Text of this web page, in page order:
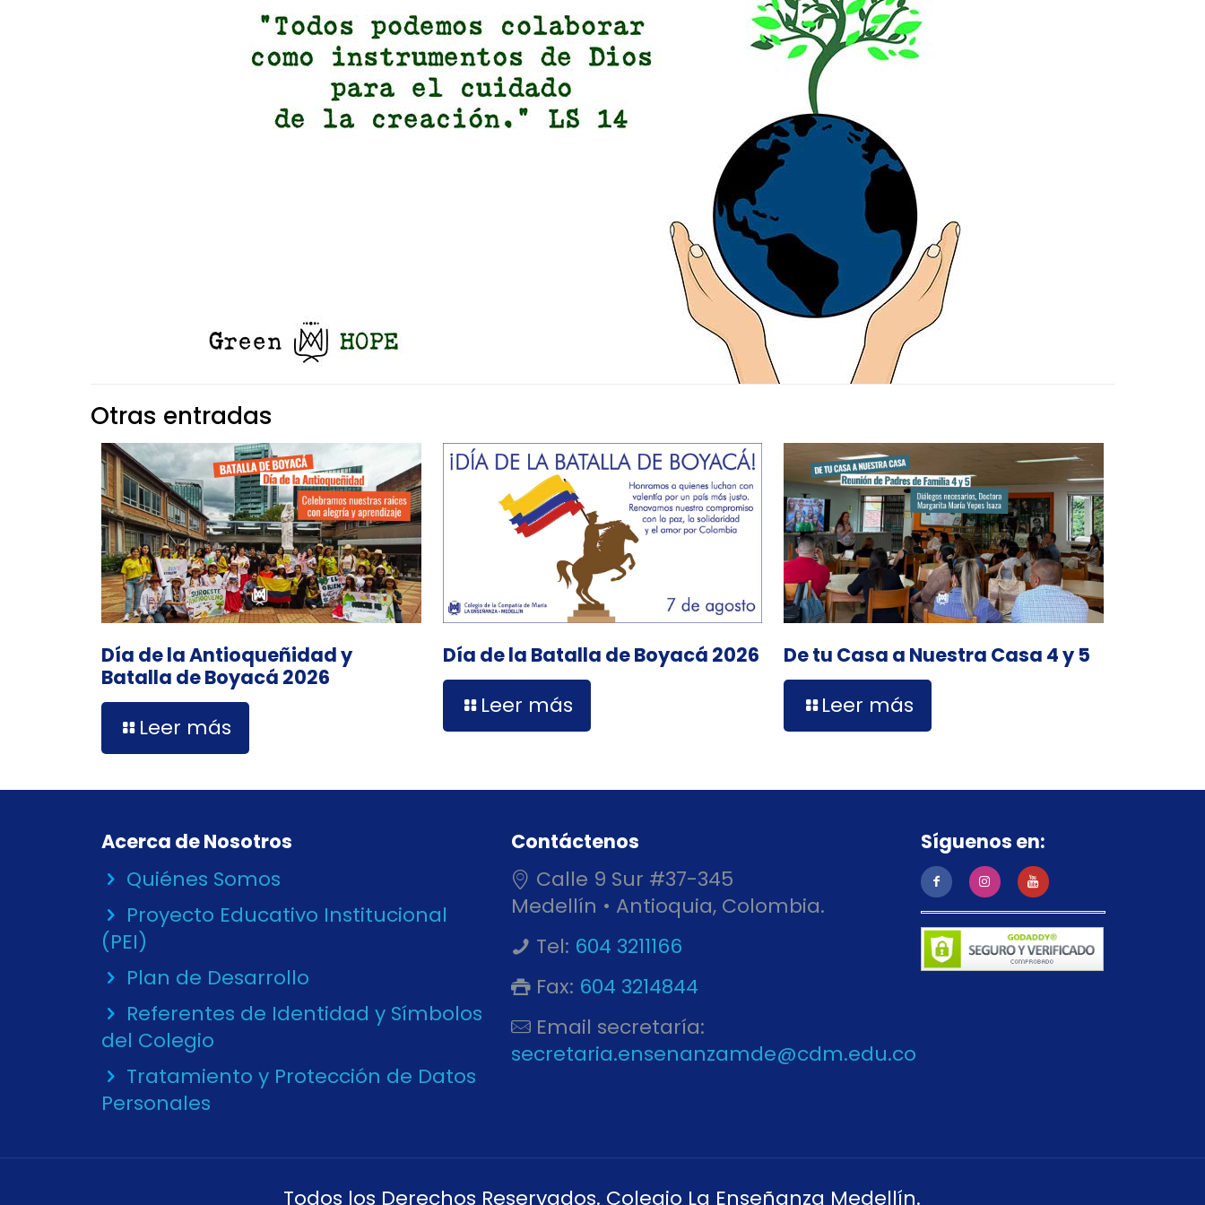
Otras entradas
Día de la Antioqueñidad y
Batalla de Boyacá 2026
Leer más
Día de la Batalla de Boyacá 2026
Leer más
De tu Casa a Nuestra Casa 4 y 5
Leer más
Acerca de Nosotros
Quiénes Somos
Proyecto Educativo Institucional
(PEI)
Plan de Desarrollo
Referentes de Identidad y Símbolos
del Colegio
Tratamiento y Protección de Datos
Personales
Contáctenos
Calle 9 Sur #37-345
Medellín • Antioquia, Colombia.
Tel: 604 3211166
Fax: 604 3214844
Email secretaría:
secretaria.ensenanzamde@cdm.edu.co
Síguenos en:
Todos los Derechos Reservados. Colegio La Enseñanza Medellín.